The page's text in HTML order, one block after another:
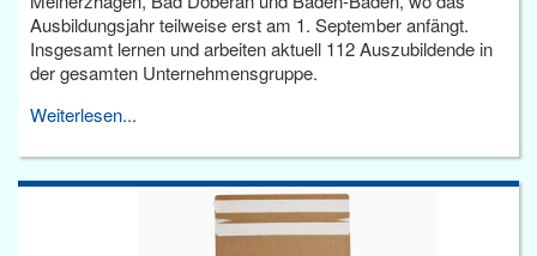
Ausbildungsjahr teilweise erst am 1. September anfängt.
Insgesamt lernen und arbeiten aktuell 112 Auszubildende in
der gesamten Unternehmensgruppe.
Weiterlesen...